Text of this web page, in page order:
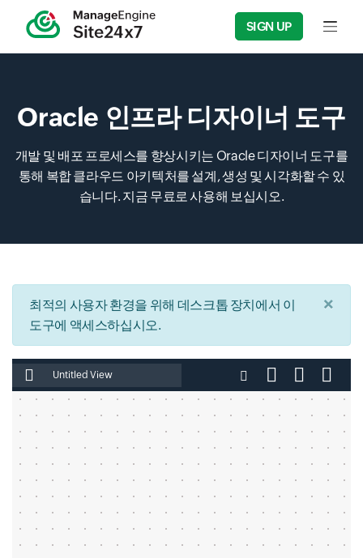
SIGN UP Input
Oracle 인프라 디자이너 도구
개발 및 배포 프로세스를 향상시키는 Oracle 디자이너 도구를
통해 복합 클라우드 아키텍처를 설계, 생성 및 시각화할 수 있
습니다. 지금 무료로 사용해 보십시오.
×
최적의 사용자 환경을 위해 데스크톱 장치에서 이
도구에 액세스하십시오.
파일 이름 입력